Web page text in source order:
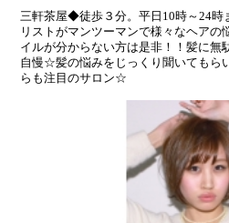
三軒茶屋◆徒歩３分。平日10時～24時
リストがマンツーマンで様々なヘアの
イルが分からない方は是非！！髪に無
自慢☆髪の悩みをじっくり聞いてもら
らも注目のサロン☆